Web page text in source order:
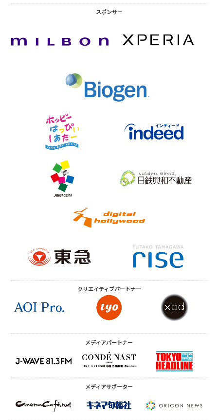
スポンサー
クリエイティブパートナー
メディアパートナー
メディアサポーター